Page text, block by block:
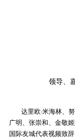
领导、
达里欧·米海林、努
广明、张崇和、金敬
国际友城代表视频致辞